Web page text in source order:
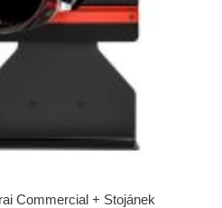
Commercial + Stojánek